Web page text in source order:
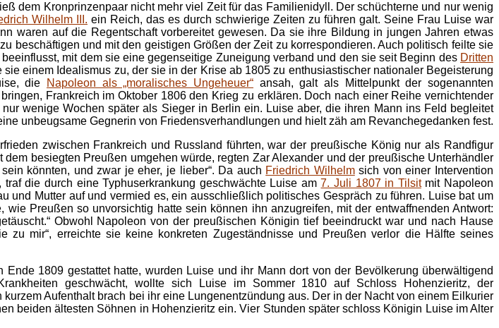
dem Kronprinzenpaar nicht mehr viel Zeit für das Familienidyll. Der schüchterne und nur wenig
Wilhelm III. ein Reich, das es durch schwierige Zeiten zu führen galt. Seine Frau Luise war
waren auf die Regentschaft vorbereitet gewesen. Da sie ihre Bildung in jungen Jahren etwas
beschäftigen und mit den geistigen Größen der Zeit zu korrespondieren. Auch politisch feilte sie
mit dem sie eine gegenseitige Zuneigung verband und den sie seit Beginn des Dritten
einem Idealismus zu, der sie in der Krise ab 1805 zu enthusiastischer nationaler Begeisterung
die
Napoleon als „moralisches Ungeheuer“ ansah, galt als Mittelpunkt der sogenannten
Frankreich im Oktober 1806 den Krieg zu erklären. Doch nach einer Reihe vernichtender
wenige Wochen später als Sieger in Berlin ein. Luise aber, die ihren Mann ins Feld begleitet
unbeugsame Gegnerin von Friedensverhandlungen und hielt zäh am Revanchegedanken fest.
zwischen Frankreich und Russland führten, war der preußische König nur als Randfigur
besiegten Preußen umgehen würde, regten Zar Alexander und der preußische Unterhändler
könnten, und zwar je eher, je lieber“. Da auch Friedrich Wilhelmsich von einer Intervention
die durch eine Typhuserkrankung geschwächte Luise am7. Juli 1807 in Tilsitmit Napoleon
und Mutter auf und vermied es, ein ausschließlich politisches Gespräch zu führen. Luise bat um
Preußen so unvorsichtig hatte sein können ihn anzugreifen, mit der entwaffnenden Antwort:
Obwohl Napoleon von der preußischen Königin tief beeindruckt war und nach Hause
zu mir“, erreichte sie keine konkreten Zugeständnisse und Preußen verlor die Hälfte seines
1809 gestattet hatte, wurden Luise und ihr Mann dort von der Bevölkerung überwältigend
geschwächt, wollte sich Luise im Sommer 1810 auf Schloss Hohenzieritz, der
Aufenthalt brach bei ihr eine Lungenentzündung aus. Der in der Nacht von einem Eilkurier
beiden ältesten Söhnen in Hohenzieritz ein. Vier Stunden später schloss Königin Luise im Alter